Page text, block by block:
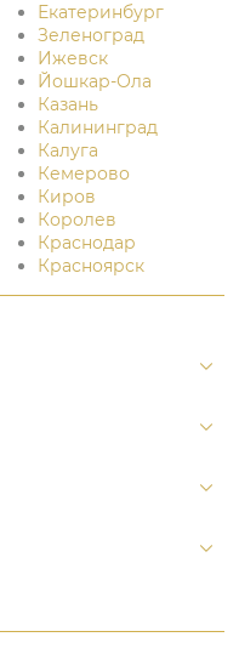
Екатеринбург
Зеленоград
Ижевск
Йошкар-Ола
Казань
Калининград
Калуга
Кемерово
Киров
Королев
Краснодар
Красноярск